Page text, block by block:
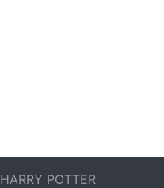
HARRY POTTER